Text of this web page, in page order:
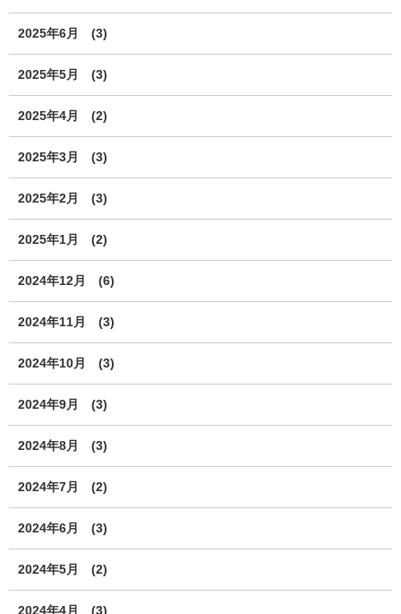
2025年6月 (3)
2025年5月 (3)
2025年4月 (2)
2025年3月 (3)
2025年2月 (3)
2025年1月 (2)
2024年12月 (6)
2024年11月 (3)
2024年10月 (3)
2024年9月 (3)
2024年8月 (3)
2024年7月 (2)
2024年6月 (3)
2024年5月 (2)
2024年4月 (3)